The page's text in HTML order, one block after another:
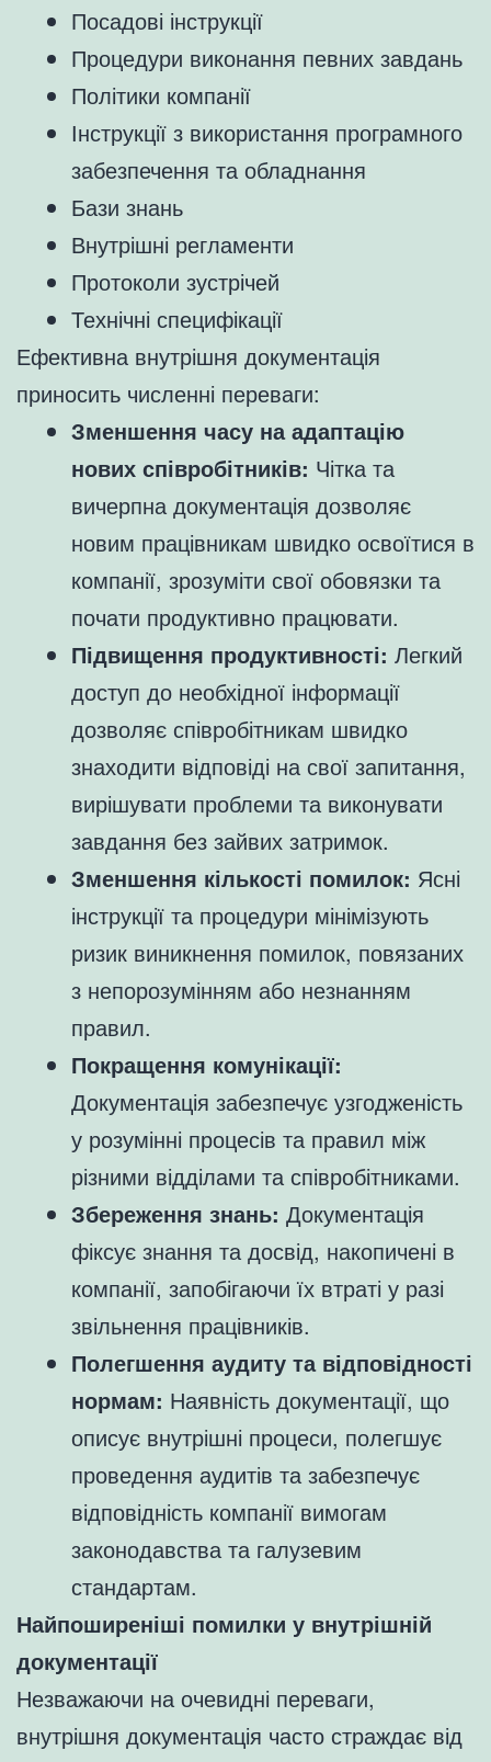
Посадові інструкції
Процедури виконання певних завдань
Політики компанії
Інструкції з використання програмного
забезпечення та обладнання
Бази знань
Внутрішні регламенти
Протоколи зустрічей
Технічні специфікації
Ефективна внутрішня документація
приносить численні переваги:
Зменшення часу на адаптацію
нових співробітників: Чітка та
вичерпна документація дозволяє
новим працівникам швидко освоїтися в
компанії, зрозуміти свої обовязки та
почати продуктивно працювати.
Підвищення продуктивності: Легкий
доступ до необхідної інформації
дозволяє співробітникам швидко
знаходити відповіді на свої запитання,
вирішувати проблеми та виконувати
завдання без зайвих затримок.
Зменшення кількості помилок: Ясні
інструкції та процедури мінімізують
ризик виникнення помилок, повязаних
з непорозумінням або незнанням
правил.
Покращення комунікації:
Документація забезпечує узгодженість
у розумінні процесів та правил між
різними відділами та співробітниками.
Збереження знань: Документація
фіксує знання та досвід, накопичені в
компанії, запобігаючи їх втраті у разі
звільнення працівників.
Полегшення аудиту та відповідності
нормам: Наявність документації, що
описує внутрішні процеси, полегшує
проведення аудитів та забезпечує
відповідність компанії вимогам
законодавства та галузевим
стандартам.
Найпоширеніші помилки у внутрішній
документації
Незважаючи на очевидні переваги,
внутрішня документація часто страждає від